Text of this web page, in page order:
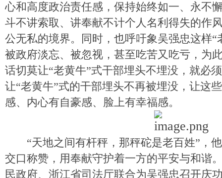
心和高度政治责任感，保持始终如一、永不
斗不讲索取、讲奉献不计个人名利得失的作
公无私的境界。同时，也呼吁象吴强忠这样“
被政府淡忘、被忽视，甚至吃苦又吃亏，为
话切莫让“老黄牛”式干部埋头不埋没，就必
让“老黄牛”式的干部埋头不再被埋没，让这
感、内心有自豪感、脸上有幸福感。
“天地之间有杆秤，那秤砣是老百姓”，
交口称赞，用奉献守护着一方的平安与和谐
民政府、浙江省司法厅联合为吴强忠召开庆